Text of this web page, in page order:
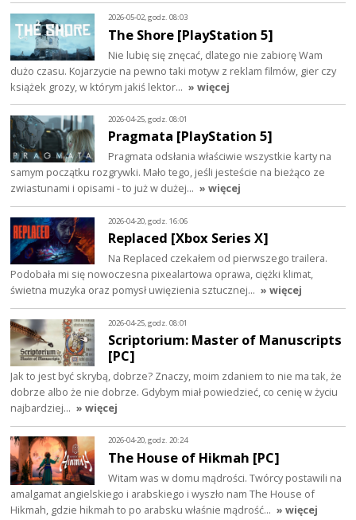
2026-05-02, godz. 08:03
The Shore [PlayStation 5]
Nie lubię się znęcać, dlatego nie zabiorę Wam
dużo czasu. Kojarzycie na pewno taki motyw z reklam filmów, gier czy
książek grozy, w którym jakiś lektor… » więcej
2026-04-25, godz. 08:01
Pragmata [PlayStation 5]
Pragmata odsłania właściwie wszystkie karty na
samym początku rozgrywki. Mało tego, jeśli jesteście na bieżąco ze
zwiastunami i opisami - to już w dużej… » więcej
2026-04-20, godz. 16:06
Replaced [Xbox Series X]
Na Replaced czekałem od pierwszego trailera.
Podobała mi się nowoczesna pixealartowa oprawa, ciężki klimat,
świetna muzyka oraz pomysł uwięzienia sztucznej… » więcej
2026-04-25, godz. 08:01
Scriptorium: Master of Manuscripts
[PC]
Jak to jest być skrybą, dobrze? Znaczy, moim zdaniem to nie ma tak, że
dobrze albo że nie dobrze. Gdybym miał powiedzieć, co cenię w życiu
najbardziej… » więcej
2026-04-20, godz. 20:24
The House of Hikmah [PC]
Witam was w domu mądrości. Twórcy postawili na
amalgamat angielskiego i arabskiego i wyszło nam The House of
Hikmah, gdzie hikmah to po arabsku właśnie mądrość… » więcej